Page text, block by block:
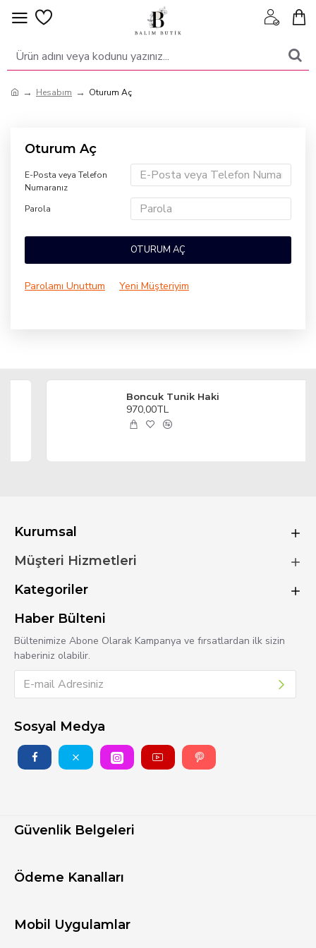
Hesabım Oturum Aç
Oturum Aç
E-Posta veya Telefon
Numaranız
Parola
OTURUM AÇ
Parolamı Unuttum Yeni Müşteriyim
Boncuk Tunik Haki
970,00TL
Kurumsal
Müşteri Hizmetleri
Kategoriler
Haber Bülteni
Bültenimize Abone Olarak Kampanya ve fırsatlardan ilk sizin
haberiniz olabilir.
Sosyal Medya
Güvenlik Belgeleri
Ödeme Kanalları
Mobil Uygulamlar